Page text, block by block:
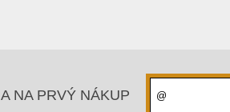
NA PRVÝ NÁKUP